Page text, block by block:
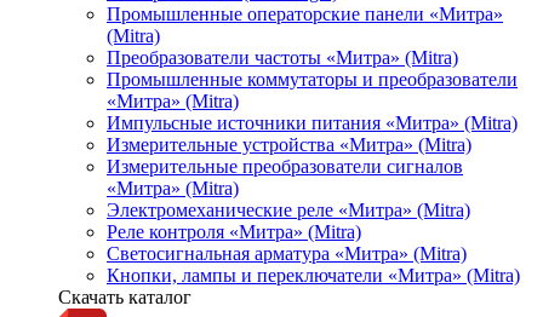
Промышленные операторские панели «Митра»
(Mitra)
Преобразователи частоты «Митра» (Mitra)
Промышленные коммутаторы и преобразователи
«Митра» (Mitra)
Импульсные источники питания «Митра» (Mitra)
Измерительные устройства «Митра» (Mitra)
Измерительные преобразователи сигналов
«Митра» (Mitra)
Электромеханические реле «Митра» (Mitra)
Реле контроля «Митра» (Mitra)
Светосигнальная арматура «Митра» (Mitra)
Кнопки, лампы и переключатели «Митра» (Mitra)
Скачать каталог